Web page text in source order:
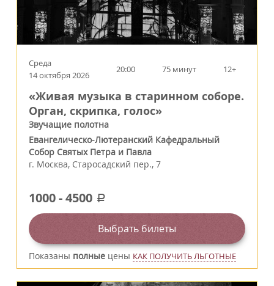
Среда
14 октября 2026
20:00 75 минут 12+
«Живая музыка в старинном соборе.
Орган, скрипка, голос»
Звучащие полотна
Евангелическо-Лютеранский Кафедральный
Собор Святых Петра и Павла
г. Москва, Старосадский пер., 7
1000-4500 a
Выбрать билеты
Показаны полные цены КАК ПОЛУЧИТЬ ЛЬГОТНЫЕ